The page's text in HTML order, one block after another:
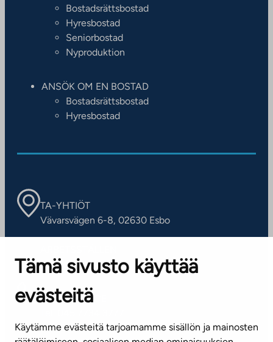
Tämä sivusto käyttää
evästeitä
Käytämme evästeitä tarjoamamme sisällön ja mainosten
Bostadsrättsbostad
Hyresbostad
Seniorbostad
Nyproduktion
ANSÖK OM EN BOSTAD
Bostadsrättsbostad
Hyresbostad
TA-YHTIÖT
Vävarsvägen 6-8, 02630 Esbo
Kontaktinformation
KUNDSERVICE
(vardagar kl. 8–16)